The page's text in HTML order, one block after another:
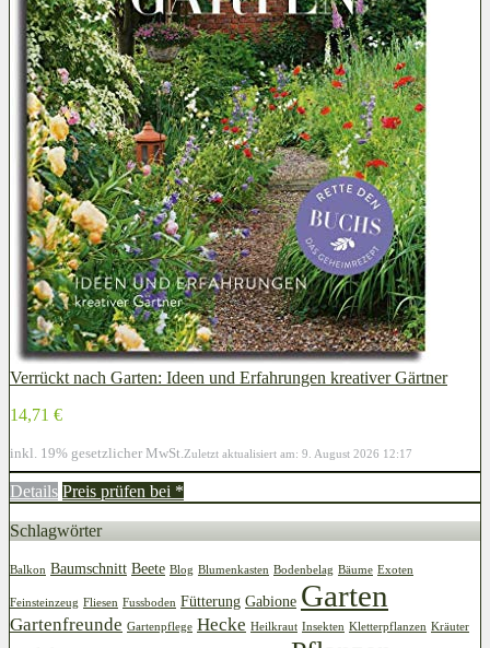
Verrückt nach Garten: Ideen und Erfahrungen kreativer Gärtner
14,71 €
inkl. 19% gesetzlicher MwSt. Zuletzt aktualisiert am: 9. August 2026 12:17
Details Preis prüfen bei *
Schlagwörter
Balkon Baumschnitt Beete Blog Blumenkasten Bodenbelag Bäume Exoten
Feinsteinzeug Fliesen Fussboden Fütterung Gabione Garten
Gartenfreunde Gartenpflege Hecke Heilkraut Insekten Kletterpflanzen Kräuter